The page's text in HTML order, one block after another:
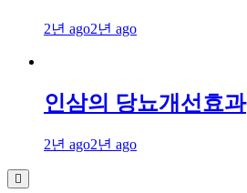
2년 ago2년 ago
인삼의 당뇨개선효과
2년 ago2년 ago